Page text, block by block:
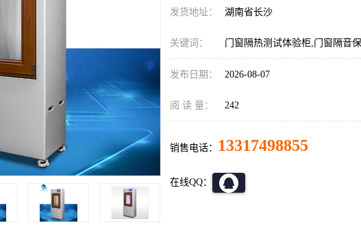
发货地址： 湖南省长沙
关键词： 门窗隔热测试体验柜,门窗隔音
发布日期： 2026-08-07
阅 读 量： 242
销售电话： 13317498855
在线QQ：